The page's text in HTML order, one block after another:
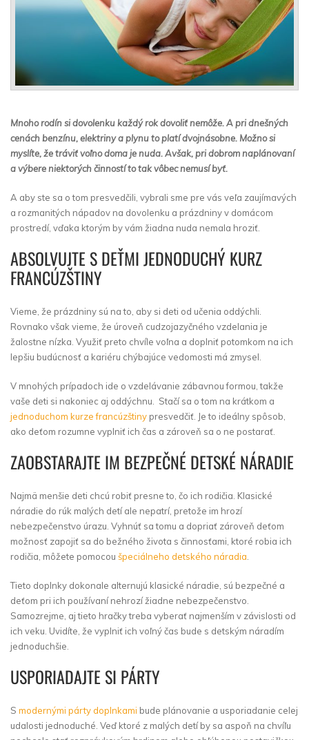
Mnoho rodín si dovolenku každý rok dovoliť nemôže. A pri dnešných
cenách benzínu, elektriny a plynu to platí dvojnásobne. Možno si
myslíte, že tráviť voľno doma je nuda. Avšak, pri dobrom naplánovaní
a výbere niektorých činností to tak vôbec nemusí byť.
A aby ste sa o tom presvedčili, vybrali sme pre vás veľa zaujímavých
a rozmanitých nápadov na dovolenku a prázdniny v domácom
prostredí, vďaka ktorým by vám žiadna nuda nemala hroziť.
ABSOLVUJTE S DEŤMI JEDNODUCHÝ KURZ
FRANCÚZŠTINY
Vieme, že prázdniny sú na to, aby si deti od učenia oddýchli.
Rovnako však vieme, že úroveň cudzojazyčného vzdelania je
žalostne nízka. Využiť preto chvíle voľna a doplniť potomkom na ich
lepšiu budúcnosť a kariéru chýbajúce vedomosti má zmysel.
V mnohých prípadoch ide o vzdelávanie zábavnou formou, takže
vaše deti si nakoniec aj oddýchnu. Stačí sa o tom na krátkom a
jednoduchom kurze francúzštinypresvedčiť. Je to ideálny spôsob,
ako deťom rozumne vyplniť ich čas a zároveň sa o ne postarať.
ZAOBSTARAJTE IM BEZPEČNÉ DETSKÉ NÁRADIE
Najmä menšie deti chcú robiť presne to, čo ich rodičia. Klasické
náradie do rúk malých detí ale nepatrí, pretože im hrozí
nebezpečenstvo úrazu. Vyhnúť sa tomu a dopriať zároveň deťom
možnosť zapojiť sa do bežného života s činnosťami, ktoré robia ich
rodičia, môžete pomocou špeciálneho detského náradia
Tieto doplnky dokonale alternujú klasické náradie, sú bezpečné a
deťom pri ich používaní nehrozí žiadne nebezpečenstvo.
Samozrejme, aj tieto hračky treba vyberať najmenším v závislosti od
ich veku. Uvidíte, že vyplniť ich voľný čas bude s detským náradím
jednoduchšie.
USPORIADAJTE SI PÁRTY
S modernými párty doplnkami bude plánovanie a usporiadanie celej
udalosti jednoduché. Veď ktoré z malých detí by sa aspoň na chvíľu